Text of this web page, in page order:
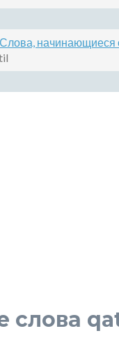
Слова, начинающиеся
слова